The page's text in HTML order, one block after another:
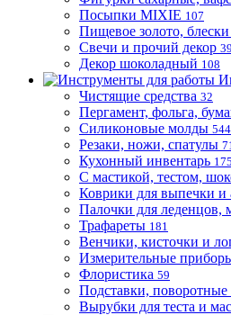
Посыпки MIXIE 107
Пищевое золото, блески
Свечи и прочий декор
Декор шоколадный 108
Чистящие средства 32
Пергамент, фольга,
Силиконовые молды 544
Резаки, ножи, спатулы
Кухонный инвентарь 175
С мастикой, тестом,
Коврики для выпечки и
Палочки для леденцов,
Трафареты 181
Венчики, кисточки и
Измерительные
Флористика 59
Подставки, поворотные
Вырубки для теста и